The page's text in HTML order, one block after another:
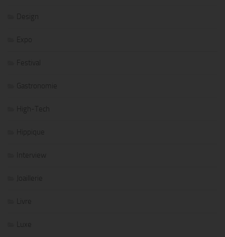
Design
Expo
Festival
Gastronomie
High-Tech
Hippique
Interview
Joaillerie
Livre
Luxe